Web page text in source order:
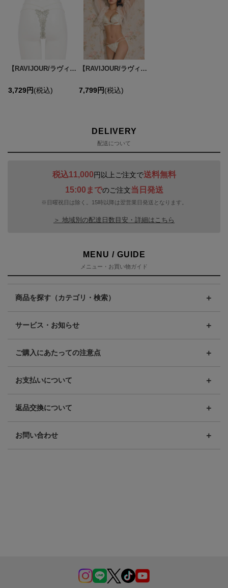
【RAVIJOUR/ラヴィジュール】レミニセンス エンブレース Tバック / レミニセンス エンブレース ショーツ / ランジェリー / セクシーランジェリー / 下着【OF08】
3,729 円 (税込)
【RAVIJOUR/ラヴィジュール】レミニセンス グラマーアップ ブラ / ランジェリー / セクシーランジェリー / 下着 / R976320-S / R976421-T /R976621-ST【OF08】
7,799 円 (税込)
DELIVERY
配送について
税込11,000円以上ご注文で送料無料
15:00までのご注文当日発送
※日曜祝日は除く。15時以降は翌営業日発送となります。
＞ 地域別の配達日数目安・詳細はこちら
MENU / GUIDE
メニュー・お買い物ガイド
商品を探す（カテゴリ・検索）
サービス・お知らせ
ご購入にあたっての注意点
お支払いについて
返品交換について
お問い合わせ